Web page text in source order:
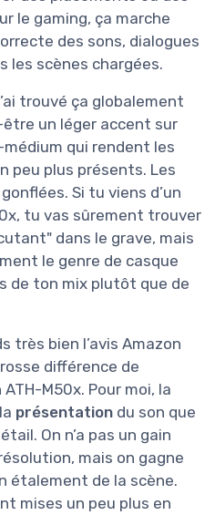
le gaming, ça marche
des sons, dialogues
les scènes chargées.
trouvé ça globalement
un léger accent sur
qui rendent les
peu plus présents. Les
Si tu viens d’un
tu vas sûrement trouver
dans le grave, mais
le genre de casque
de ton mix plutôt que de
très bien l’avis Amazon
différence de
M50x. Pour moi, la
présentation du son que
On n’a pas un gain
mais on gagne
étalement de la scène.
mises un peu plus en